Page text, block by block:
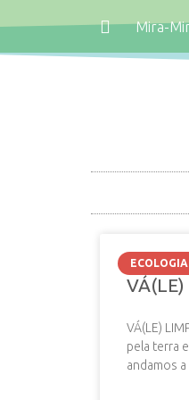
Mira-
ECOLOGIA
VÁ(LE)
pela terra
andamos